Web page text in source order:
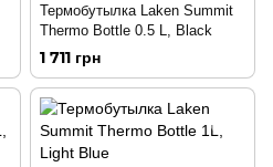
Термобутылка Laken Summit
Thermo Bottle 0.5 L, Black
1 711 грн